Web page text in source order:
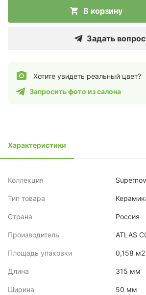
В корзину
Задать вопрос
Хотите увидеть реальный цвет?
Запросить фото из салона
Характеристики
Коллекция
Тип товара
Страна Россия
Производитель ATLAS
Площадь упаковки 0,158 м2
Длина 315 мм
Ширина 50 мм